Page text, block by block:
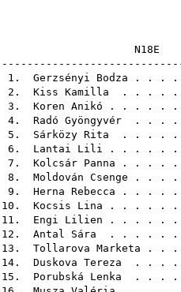
1. Gerzsényi Bodza . . .
2. Kiss Kamilla . . . .
3. Koren Anikó . . . . .
4. Radó Gyöngyvér . . .
5. Sárközy Rita . . . .
6. Lantai Lili . . . . .
7. Kolcsár Panna . . . .
8. Moldován Csenge . . .
9. Herna Rebecca . . . .
Kocsis Lina . . . . .
Engi Lilien . . . . .
Antal Sára . . . . .
Tollarova Marketa . .
Duskova Tereza . . .
Porubská Lenka . . .